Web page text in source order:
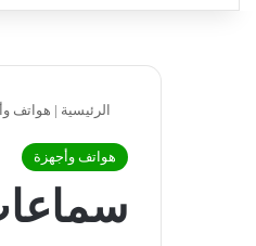
الرئيسية | هواتف
هواتف وأجهزة